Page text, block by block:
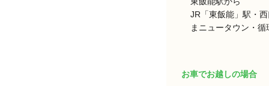
JR「東飯能」駅・
まニュータウン・
お車でお越しの場合